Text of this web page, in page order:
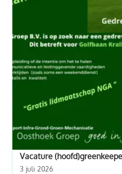
Vacature
3 juli 2026